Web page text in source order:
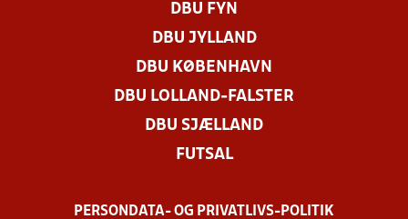
DBU FYN
DBU JYLLAND
DBU KØBENHAVN
DBU LOLLAND-FALSTER
DBU SJÆLLAND
FUTSAL
PERSONDATA- OG PRIVATLIVS-POLITIK